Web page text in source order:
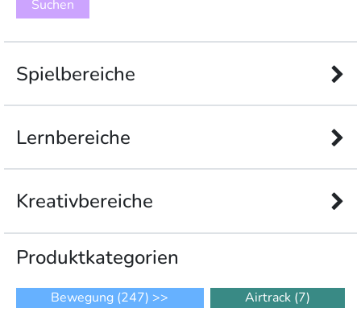
Spielbereiche
Lernbereiche
Kreativbereiche
Produkt­kategorien
Bewegung (247) >> Airtrack (7)